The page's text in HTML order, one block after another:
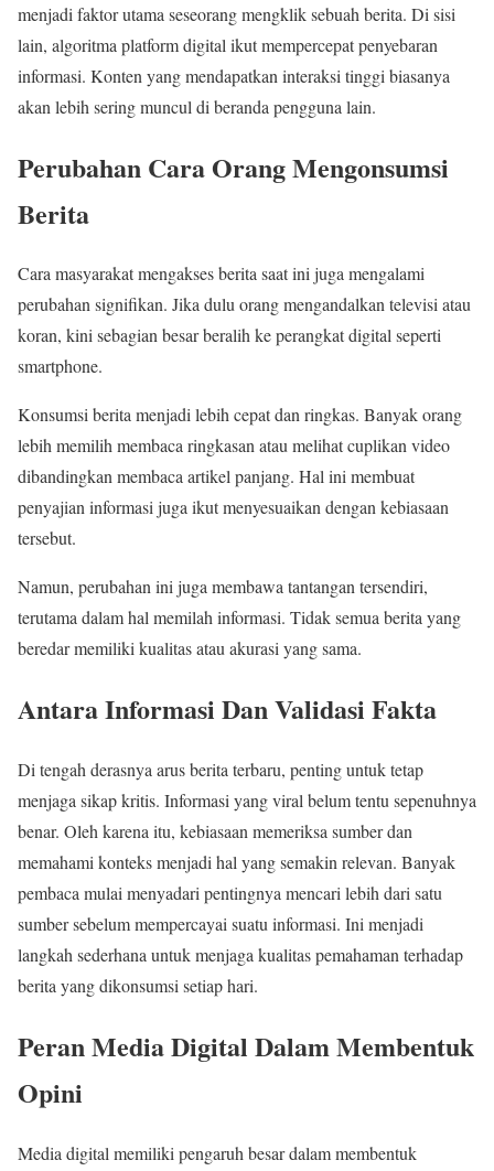
menjadi faktor utama seseorang mengklik sebuah berita. Di sisi
lain, algoritma platform digital ikut mempercepat penyebaran
informasi. Konten yang mendapatkan interaksi tinggi biasanya
akan lebih sering muncul di beranda pengguna lain.
Perubahan Cara Orang Mengonsumsi
Berita
Cara masyarakat mengakses berita saat ini juga mengalami
perubahan signifikan. Jika dulu orang mengandalkan televisi atau
koran, kini sebagian besar beralih ke perangkat digital seperti
smartphone.
Konsumsi berita menjadi lebih cepat dan ringkas. Banyak orang
lebih memilih membaca ringkasan atau melihat cuplikan video
dibandingkan membaca artikel panjang. Hal ini membuat
penyajian informasi juga ikut menyesuaikan dengan kebiasaan
tersebut.
Namun, perubahan ini juga membawa tantangan tersendiri,
terutama dalam hal memilah informasi. Tidak semua berita yang
beredar memiliki kualitas atau akurasi yang sama.
Antara Informasi Dan Validasi Fakta
Di tengah derasnya arus berita terbaru, penting untuk tetap
menjaga sikap kritis. Informasi yang viral belum tentu sepenuhnya
benar. Oleh karena itu, kebiasaan memeriksa sumber dan
memahami konteks menjadi hal yang semakin relevan. Banyak
pembaca mulai menyadari pentingnya mencari lebih dari satu
sumber sebelum mempercayai suatu informasi. Ini menjadi
langkah sederhana untuk menjaga kualitas pemahaman terhadap
berita yang dikonsumsi setiap hari.
Peran Media Digital Dalam Membentuk
Opini
Media digital memiliki pengaruh besar dalam membentuk